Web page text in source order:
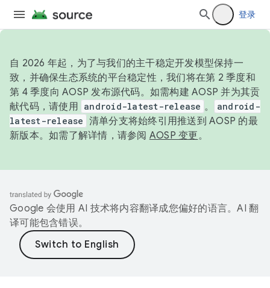
登录
自 2026 年起，为了与我们的主干稳定开发模型保持一
致，并确保生态系统的平台稳定性，我们将在第 2 季度和
第 4 季度向 AOSP 发布源代码。如需构建 AOSP 并为其贡
献代码，请使用 android-latest-release 。
android-
latest-release 清单分支将始终引用推送到 AOSP 的最
新版本。如需了解详情，请参阅 AOSP 变更。
Google 会使用 AI 技术将内容翻译成您偏好的语言。AI 翻
译可能包含错误。